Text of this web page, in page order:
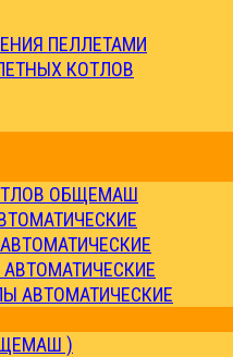
ПЕЛЛЕТАМИ
КОТЛОВ
ОБЩЕМАШ
АВТОМАТИЧЕСКИЕ
АВТОМАТИЧЕСКИЕ
)